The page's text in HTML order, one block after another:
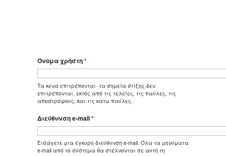
Όνομα χρήστη*
Τα κενά επιτρέπονται· τα σημεία στίξης δεν
επιτρέπονται, εκτός από τις τελείες, τις παύλες, τις
αποστρόφους, και τις κάτω παύλες.
Διεύθυνση e-mail*
Εισάγετε μια έγκυρη διεύθυνση e-mail. Όλα τα μηνύματα
e-mail από το σύστημα θα στέλνονται σε αυτή τη